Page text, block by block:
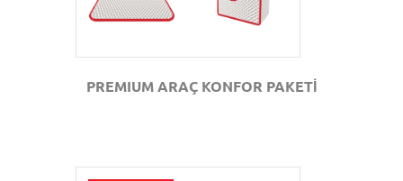
PREMIUM ARAÇ KONFOR PAKETİ